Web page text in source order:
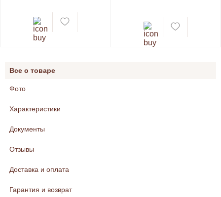
Все о товаре
Фото
Характеристики
Документы
Отзывы
Доставка и оплата
Гарантия и возврат